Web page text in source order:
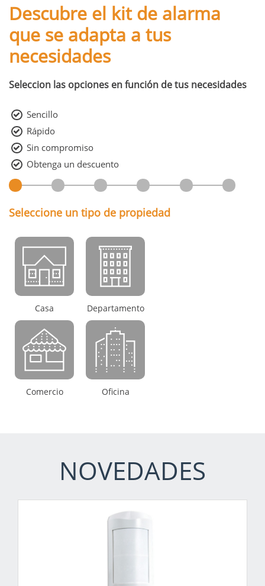
Descubre el kit de alarma
que se adapta a tus
necesidades
Seleccion las opciones en función de tus necesidades
Sencillo
Rápido
Sin compromiso
Obtenga un descuento
Seleccione un tipo de propiedad
Casa Departamento
Comercio Oficina
NOVEDADES